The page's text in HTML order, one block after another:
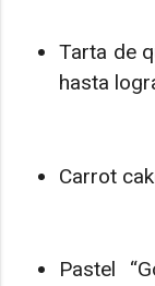
Tarta de
hasta
Carrot
Pastel